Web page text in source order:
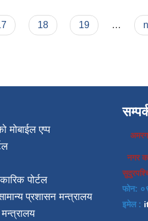
18 19 …
मोबाईल एप्प
पोर्टल
प्रशासन मन्त्रालय
मन्त्रालय
नगर
फोन:
इमेल :